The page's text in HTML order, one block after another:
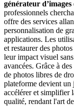
générateur d’images
professionnels
offre des services
personnalisation de
applications. Les
et restaurer des
leur impact visuel
avancées. Grâce à
de photos libres de
plateforme devient un
accélérer et simplifier
qualité, rendant l'art